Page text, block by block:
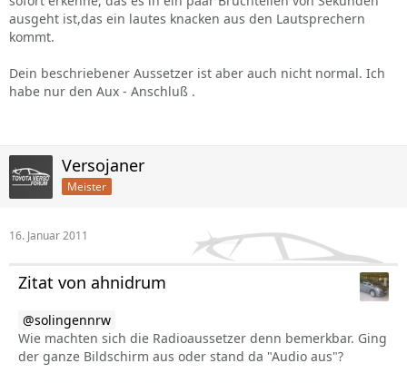
ausgeht ist,das ein lautes knacken aus den Lautsprechern
kommt.
Dein beschriebener Aussetzer ist aber auch nicht normal. Ich
habe nur den Aux - Anschluß .
Versojaner
Meister
16. Januar 2011
Zitat von ahnidrum
solingennrw
Wie machten sich die Radioaussetzer denn bemerkbar. Ging
der ganze Bildschirm aus oder stand da "Audio aus"?